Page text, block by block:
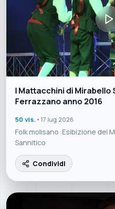
I Mattacchini di Mirabello
Ferrazzano anno 2016
50 vis. • 17 lug 2026
Folk molisano :Esibizione dei
Sannitico
Condividi